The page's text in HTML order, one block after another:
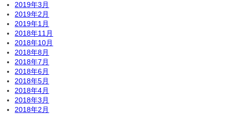
2019年3月
2019年2月
2019年1月
2018年11月
2018年10月
2018年8月
2018年7月
2018年6月
2018年5月
2018年4月
2018年3月
2018年2月